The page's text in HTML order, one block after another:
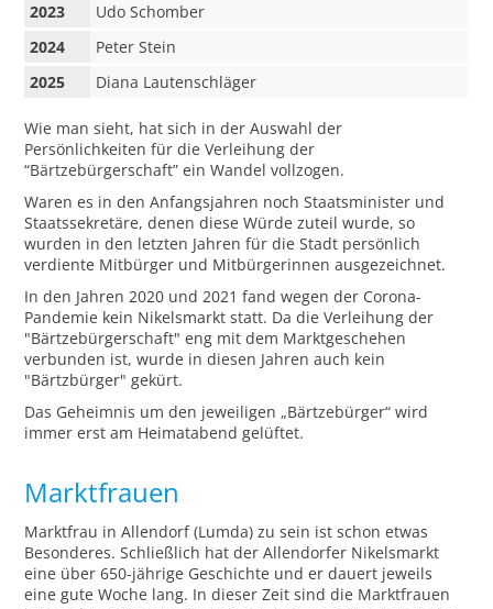
2023
Udo Schomber
2024
Peter Stein
2025
Diana Lautenschläger
Wie man sieht, hat sich in der Auswahl der
Persönlichkeiten für die Verleihung der
“Bärtzebürgerschaft” ein Wandel vollzogen.
Waren es in den Anfangsjahren noch Staatsminister und
Staatssekretäre, denen diese Würde zuteil wurde, so
wurden in den letzten Jahren für die Stadt persönlich
verdiente Mitbürger und Mitbürgerinnen ausgezeichnet.
In den Jahren 2020 und 2021 fand wegen der Corona-
Pandemie kein Nikelsmarkt statt. Da die Verleihung der
"Bärtzebürgerschaft" eng mit dem Marktgeschehen
verbunden ist, wurde in diesen Jahren auch kein
"Bärtzbürger" gekürt.
Das Geheimnis um den jeweiligen „Bärtzebürger“ wird
immer erst am Heimatabend gelüftet.
Marktfrauen
Marktfrau in Allendorf (Lumda) zu sein ist schon etwas
Besonderes. Schließlich hat der Allendorfer Nikelsmarkt
eine über 650-jährige Geschichte und er dauert jeweils
eine gute Woche lang. In dieser Zeit sind die Marktfrauen